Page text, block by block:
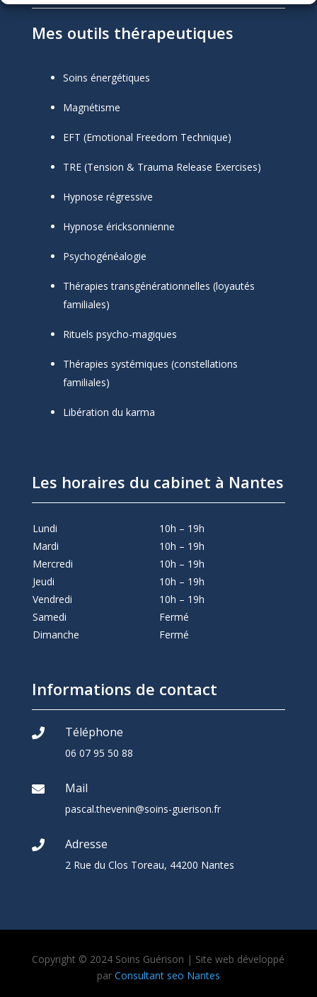
Mes outils thérapeutiques
Soins énergétiques
Magnétisme
EFT (Emotional Freedom Technique)
TRE (Tension & Trauma Release Exercises)
Hypnose régressive
Hypnose éricksonnienne
Psychogénéalogie
Thérapies transgénérationnelles (loyautés
familiales)
Rituels psycho-magiques
Thérapies systémiques (constellations
familiales)
Libération du karma
Les horaires du cabinet à Nantes
Lundi
10h – 19h
Mardi
10h – 19h
Mercredi
10h – 19h
Jeudi
10h – 19h
Vendredi
10h – 19h
Samedi
Fermé
Dimanche
Fermé
Informations de contact
 Téléphone
06 07 95 50 88
 Mail
pascal.thevenin@soins-guerison.fr
 Adresse
2 Rue du Clos Toreau, 44200 Nantes
Copyright © 2024 Soins Guérison | Site web développé
par Consultant seo Nantes